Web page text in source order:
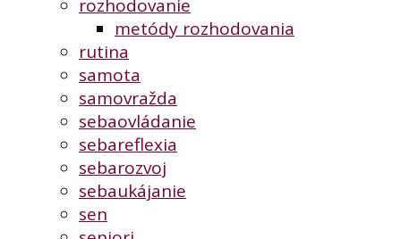
rozhodovanie
metódy rozhodovania
rutina
samota
samovražda
sebaovládanie
sebareflexia
sebarozvoj
sebaukájanie
sen